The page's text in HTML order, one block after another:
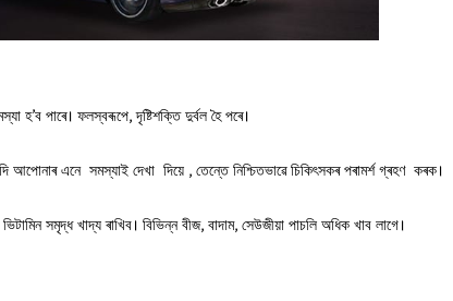
হ’ব পাৰে। ফলস্বৰূপে, দৃষ্টিশক্তি দুৰ্বল হৈ পৰে।
আপোনাৰ এনে সমস্যাই দেখা দিয়ে , তেন্তে নিশ্চিতভাৱে চিকিৎসকৰ পৰামৰ্শ গ্ৰহণ কৰক।
সমৃদ্ধ খাদ্য ৰাখিব। বিভিন্ন বীজ, বাদাম, সেউজীয়া পাচলি অধিক খাব লাগে।